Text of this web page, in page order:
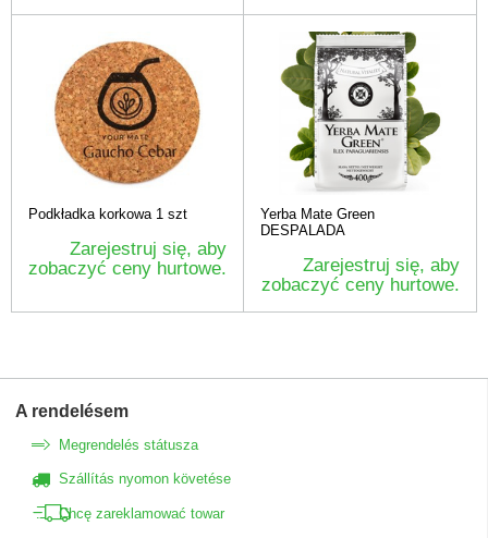
Podkładka korkowa 1 szt
Zarejestruj się, aby
zobaczyć ceny hurtowe.
Yerba Mate Green
DESPALADA
Zarejestruj się, aby
zobaczyć ceny hurtowe.
A rendelésem
Megrendelés státusza
Szállítás nyomon követése
Chcę zareklamować towar